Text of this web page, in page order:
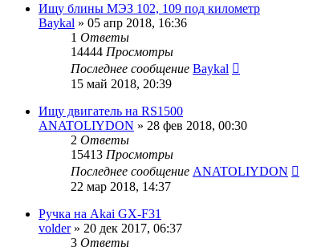
Ищу блины МЭЗ 102, 109 под километр
Baykal » 05 апр 2018, 16:36
1 Ответы
14444 Просмотры
Последнее сообщение Baykal
15 май 2018, 20:39
Ищу двигатель на RS1500
ANATOLIYDON » 28 фев 2018, 00:30
2 Ответы
15413 Просмотры
Последнее сообщение ANATOLIYDON
22 мар 2018, 14:37
Ручка на Akai GX-F31
volder» 20 дек 2017, 06:37
3 Ответы